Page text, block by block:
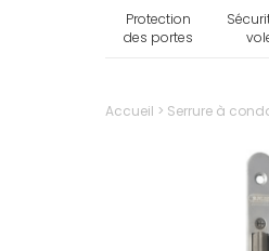
Protection
des portes
Accueil Serrure à